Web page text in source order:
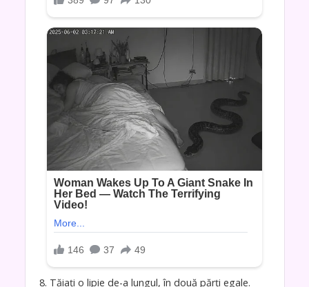
8. Tăiați o lipie de-a lungul, în două părți egale.